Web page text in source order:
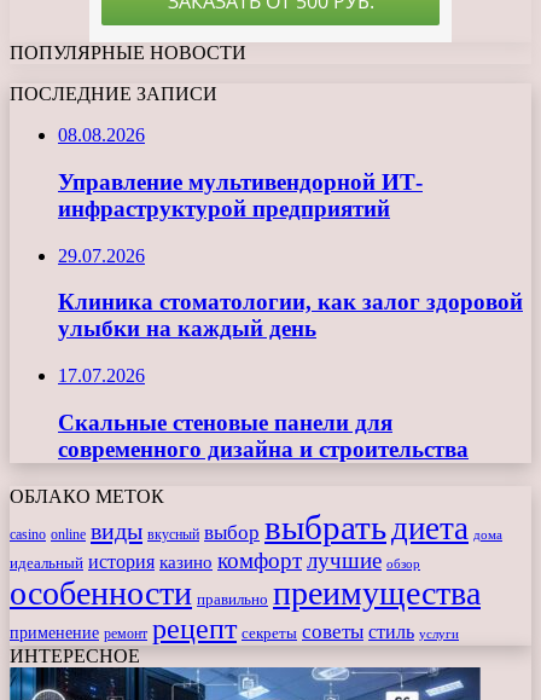
ПОПУЛЯРНЫЕ НОВОСТИ
ПОСЛЕДНИЕ ЗАПИСИ
08.08.2026
Управление мультивендорной ИТ-
инфраструктурой предприятий
29.07.2026
Клиника стоматологии, как залог здоровой
улыбки на каждый день
17.07.2026
Скальные стеновые панели для
современного дизайна и строительства
ОБЛАКО МЕТОК
casino online виды вкусный выбор выбрать диета дома
идеальный история казино комфортлучшие обзор
особенности правильно преимущества
применение ремонт рецепт секреты советы стиль услуги
ИНТЕРЕСНОЕ